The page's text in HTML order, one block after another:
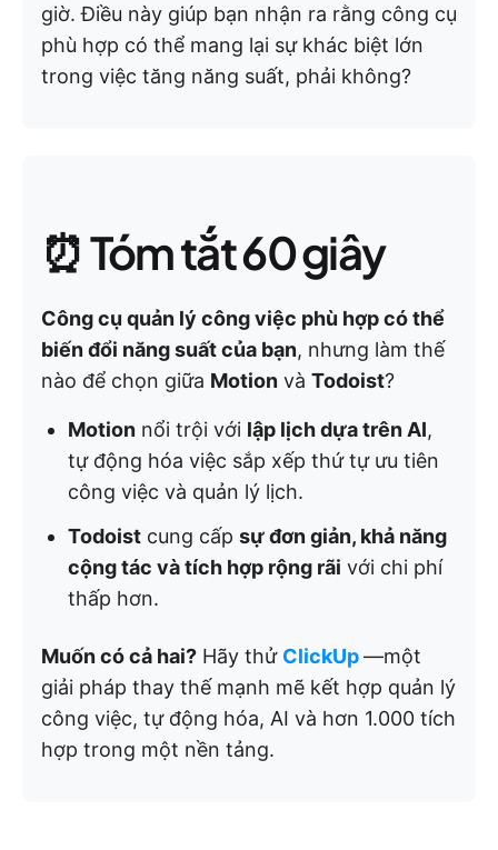
giờ. Điều này giúp bạn nhận ra rằng công cụ
phù hợp có thể mang lại sự khác biệt lớn
trong việc tăng năng suất, phải không?
⏰ Tóm tắt 60 giây
Công cụ quản lý công việc phù hợp có thể
biến đổi năng suất của bạn, nhưng làm thế
nào để chọn giữa Motion và Todoist?
Motion nổi trội với lập lịch dựa trên AI,
tự động hóa việc sắp xếp thứ tự ưu tiên
công việc và quản lý lịch.
Todoist cung cấp sự đơn giản, khả năng
cộng tác và tích hợp rộng rãi với chi phí
thấp hơn.
Muốn có cả hai? Hãy thử ClickUp—một
giải pháp thay thế mạnh mẽ kết hợp quản lý
công việc, tự động hóa, AI và hơn 1.000 tích
hợp trong một nền tảng.